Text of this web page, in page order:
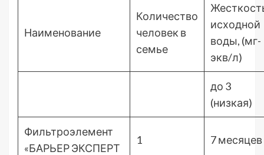
Наименование
Количество
человек в
семье
исходной
воды, (мг-
экв/л)
до 3
(низкая)
Фильтроэлемент
«БАРЬЕР ЭКСПЕРТ
1 7 месяцев